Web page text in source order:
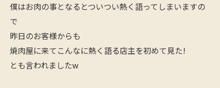
僕はお肉の事となるとついつい熱く語ってしまいますの
で
昨日のお客様からも
焼肉屋に来てこんなに熱く語る店主を初めて見た!
とも言われましたw